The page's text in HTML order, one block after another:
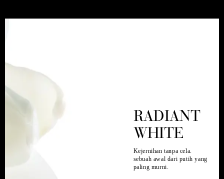
RADIANT
WHITE
Kejernihan tanpa cela.
sebuah awal dari putih yang
paling murni.